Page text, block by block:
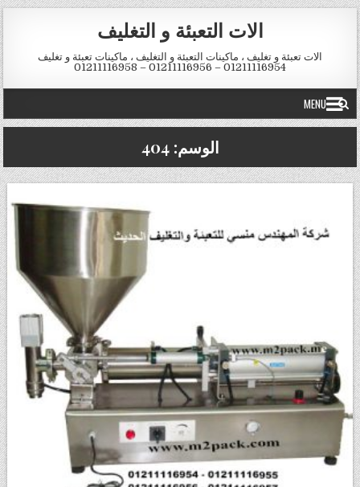
Skip to content
الات التعبئة و التغليف
الات تعبئة و تغليف ، ماكينات التعبئة و التغليف ، ماكينات تعبئة و تغليف
01211116954 – 01211116956 – 01211116958
MENU
الوسم:404